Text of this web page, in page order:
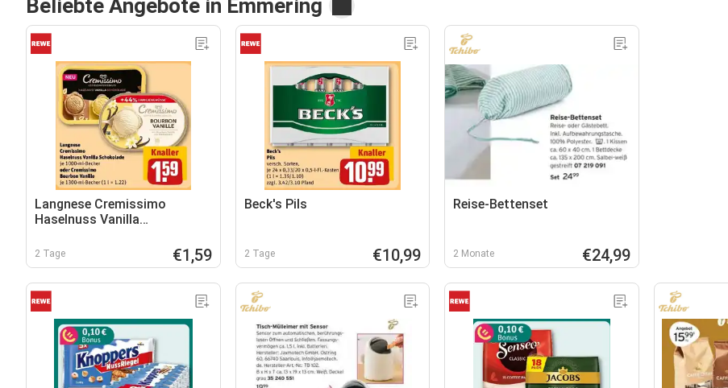
Beliebte Angebote in Emmering
Langnese Cremissimo
Haselnuss Vanilla
Bourbon Vanille
2 Tage €1,59
Beck's Pils
2 Tage €10,99
Reise-Bettenset
2 Monate €24,99